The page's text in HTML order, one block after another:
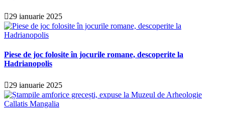
29 ianuarie 2025
Piese de joc folosite în jocurile romane, descoperite la
Hadrianopolis
29 ianuarie 2025